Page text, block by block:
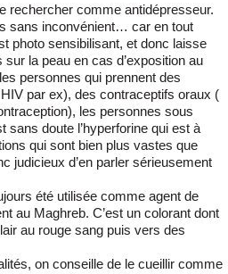
rechercher comme antidépresseur.
sans inconvénient… car en tout
photo sensibilisant, et donc laisse
la peau en cas d’exposition au
personnes qui prennent des
par ex), des contraceptifs oraux (
les personnes sous
sans doute l’hyperforine qui est à
qui sont bien plus vastes que
judicieux d’en parler sérieusement
été utilisée comme agent de
au Maghreb. C’est un colorant dont
au rouge sang puis vers des
on conseille de le cueillir comme